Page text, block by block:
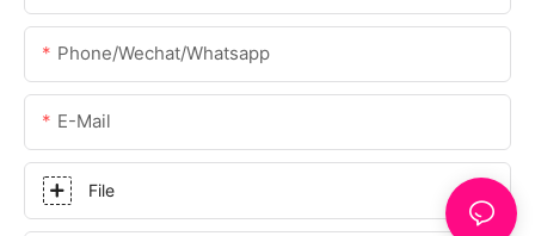
Phone/Wechat/Whatsapp
E-Mail
File